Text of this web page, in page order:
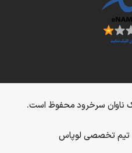
ناوان سرخرود محفوظ است.
تخصصی لوپاس